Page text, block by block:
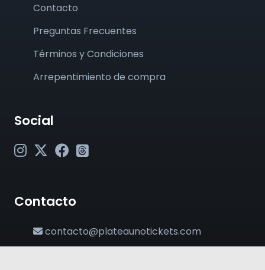
Contacto
Preguntas Frecuentes
Términos y Condiciones
Arrepentimiento de compra
Social
Contacto
contacto@plateaunotickets.com